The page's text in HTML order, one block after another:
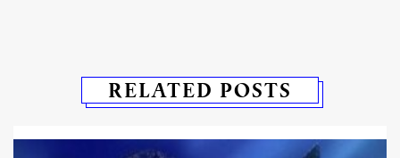
RELATED POSTS